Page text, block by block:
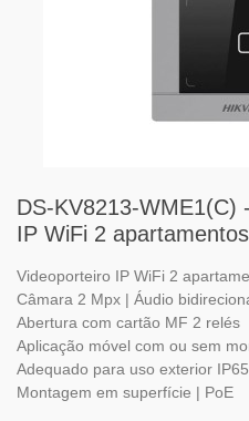
DS-KV8213-WME1(C)
IP WiFi 2 apartamentos
Videoporteiro IP WiFi 2
Câmara 2 Mpx | Áudio
Abertura com cartão MF 2 relés
Aplicação móvel com ou sem
Adequado para uso exterior
Montagem em superfície | PoE